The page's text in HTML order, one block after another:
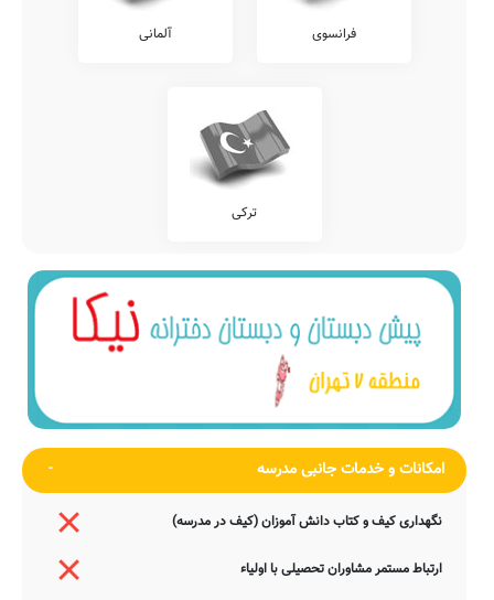
فرانسوی آلمانی
ترکی
امکانات و خدمات جانبی مدرسه
نگهداری کیف و کتاب دانش آموزان (کیف در مدرسه)
ارتباط مستمر مشاوران تحصیلی با اولیاء